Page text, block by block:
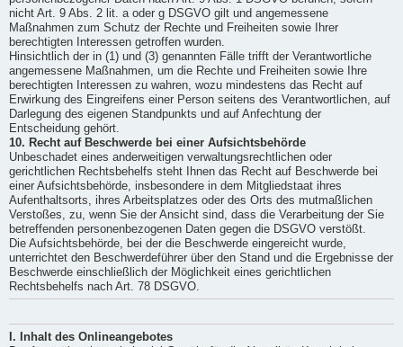
nicht Art. 9 Abs. 2 lit. a oder g DSGVO gilt und angemessene
Maßnahmen zum Schutz der Rechte und Freiheiten sowie Ihrer
berechtigten Interessen getroffen wurden.
Hinsichtlich der in (1) und (3) genannten Fälle trifft der Verantwortliche
angemessene Maßnahmen, um die Rechte und Freiheiten sowie Ihre
berechtigten Interessen zu wahren, wozu mindestens das Recht auf
Erwirkung des Eingreifens einer Person seitens des Verantwortlichen, auf
Darlegung des eigenen Standpunkts und auf Anfechtung der
Entscheidung gehört.
10. Recht auf Beschwerde bei einer Aufsichtsbehörde
Unbeschadet eines anderweitigen verwaltungsrechtlichen oder
gerichtlichen Rechtsbehelfs steht Ihnen das Recht auf Beschwerde bei
einer Aufsichtsbehörde, insbesondere in dem Mitgliedstaat ihres
Aufenthaltsorts, ihres Arbeitsplatzes oder des Orts des mutmaßlichen
Verstoßes, zu, wenn Sie der Ansicht sind, dass die Verarbeitung der Sie
betreffenden personenbezogenen Daten gegen die DSGVO verstößt.
Die Aufsichtsbehörde, bei der die Beschwerde eingereicht wurde,
unterrichtet den Beschwerdeführer über den Stand und die Ergebnisse der
Beschwerde einschließlich der Möglichkeit eines gerichtlichen
Rechtsbehelfs nach Art. 78 DSGVO.
I. Inhalt des Onlineangebotes